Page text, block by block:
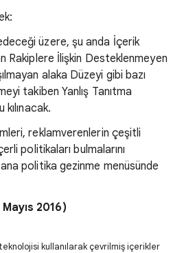
üzere, şu anda İçerik
Rakiplere İlişkin Desteklenmeyen
alaka Düzeyi gibi bazı
takiben Yanlış Tanıtma
reklamverenlerin çeşitli
politikaları bulmalarını
politika gezinme menüsünde
2016)
kullanılarak çevrilmiş içerikler